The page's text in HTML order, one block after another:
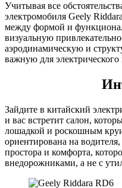
Учитывая все
электромобиля Geely
между формой и
визуальную
аэродинамическую и
важную для электрического
Зайдите в китайский
и вас встретит салон,
лошадкой и роскошным
ориентирована на
простора и комфорта,
внедорожниками, а не с